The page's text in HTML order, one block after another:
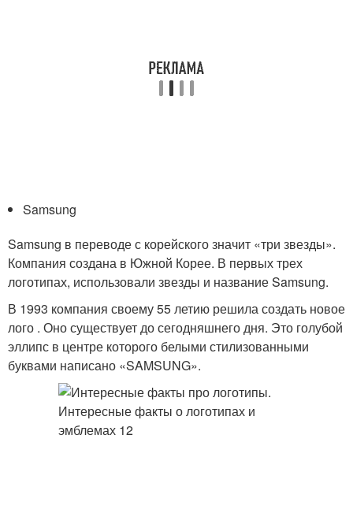
Samsung
Samsung в переводе с корейского значит «три звезды».
Компания создана в Южной Корее. В первых трех
логотипах, использовали звезды и название Samsung.
В 1993 компания своему 55 летию решила создать новое
лого . Оно существует до сегодняшнего дня. Это голубой
эллипс в центре которого белыми стилизованными
буквами написано «SAMSUNG».